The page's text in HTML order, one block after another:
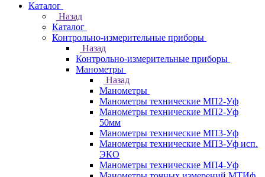
Каталог
Назад
Каталог
Контрольно-измерительные приборы
Назад
Контрольно-измерительные приборы
Манометры
Назад
Манометры
Манометры технические МП2-Уф
Манометры технические МП2-Уф
50мм
Манометры технические МП3-Уф
Манометры технические МП3-Уф исп.
ЭКО
Манометры технические МП4-Уф